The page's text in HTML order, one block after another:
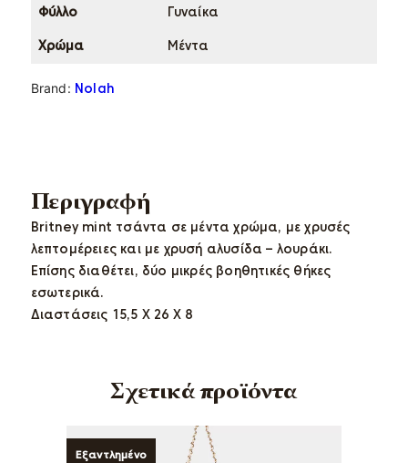
Φύλλο Γυναίκα
Χρώμα Μέντα
Brand: Nolah
Περιγραφή
Britney mint τσάντα σε μέντα χρώμα, με χρυσές
λεπτομέρειες και με χρυσή αλυσίδα – λουράκι.
Επίσης διαθέτει, δύο μικρές βοηθητικές θήκες
εσωτερικά.
Διαστάσεις 15,5 Χ 26 Χ 8
Σχετικά προϊόντα
Εξαντλημένο